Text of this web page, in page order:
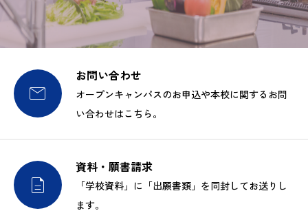

お問い合わせ
オープンキャンパスのお申込や本校に関するお問
い合わせはこちら。

資料・願書請求
「学校資料」に「出願書類」を同封してお送りし
ます。